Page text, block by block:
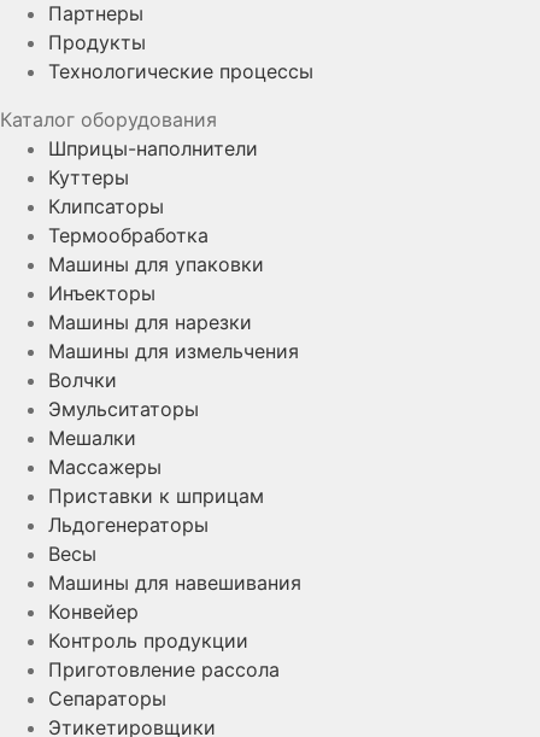
Партнеры
Продукты
Технологические процессы
Каталог оборудования
Шприцы-наполнители
Куттеры
Клипсаторы
Термообработка
Машины для упаковки
Инъекторы
Машины для нарезки
Машины для измельчения
Волчки
Эмульситаторы
Мешалки
Массажеры
Приставки к шприцам
Льдогенераторы
Весы
Машины для навешивания
Конвейер
Контроль продукции
Приготовление рассола
Сепараторы
Этикетировщики